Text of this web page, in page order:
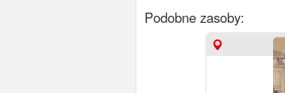
Podobne zasoby: